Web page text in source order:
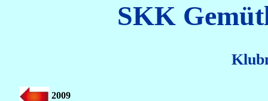
SKK
2009